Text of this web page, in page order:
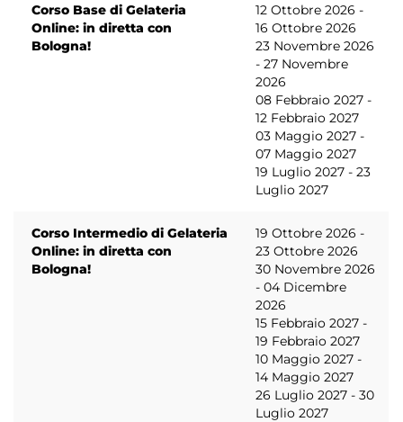
Corso Base di Gelateria
Online: in diretta con
Bologna!
12 Ottobre 2026 -
16 Ottobre 2026
23 Novembre 2026
- 27 Novembre
2026
08 Febbraio 2027 -
12 Febbraio 2027
03 Maggio 2027 -
07 Maggio 2027
19 Luglio 2027 - 23
Luglio 2027
Corso Intermedio di Gelateria
Online: in diretta con
Bologna!
19 Ottobre 2026 -
23 Ottobre 2026
30 Novembre 2026
- 04 Dicembre
2026
15 Febbraio 2027 -
19 Febbraio 2027
10 Maggio 2027 -
14 Maggio 2027
26 Luglio 2027 - 30
Luglio 2027